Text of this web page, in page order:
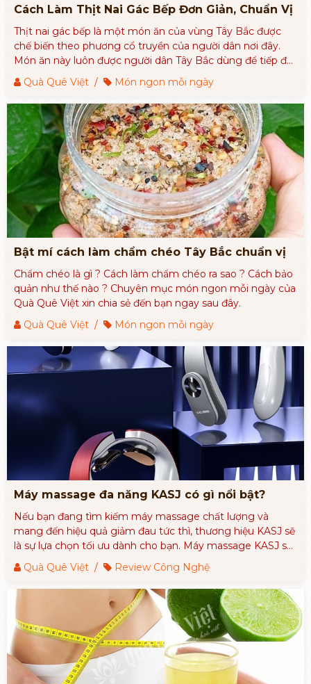
Cách Làm Thịt Nai Gác Bếp Đơn Giản, Chuẩn Vị
Thịt nai gác bếp là một món ăn của vùng Tây Bắc được
chế biến theo phương cổ truyền của người dân nơi đây.
Món ăn này luôn được người dân Tây Bắc dùng để tiếp đãi
khách để thể hiện lòng hiếu khách. Vậy cách làm thịt nai
gác bếp có khó không, chúng ta cùng tìm hiểu trong bài
viết dưới đây nhé.
Quà Quê Việt / Món ngon mỗi ngày
Bật mí cách làm chẩm chéo Tây Bắc chuẩn vị
Chẩm chéo là gì ? Cách làm chẩm chéo ra sao ? Cách bảo
quản như thế nào ? Chuyên mục món ngon mỗi ngày của
Quà Quê Việt xin chia sẻ đến bạn ngay sau đây.
Quà Quê Việt / Món ngon mỗi ngày
Máy massage đa năng KASJ có gì nổi bật?
Nếu bạn đang tìm kiếm máy massage chất lượng và
mang đến hiệu quả giảm đau tức thì, thương hiệu KASJ sẽ
là sự lựa chọn tối ưu dành cho bạn. Máy massage KASJ sẽ
cải thiện và nâng tầm chất lượng cuộc sống của bạn.
Quà Quê Việt / Review Công Nghệ